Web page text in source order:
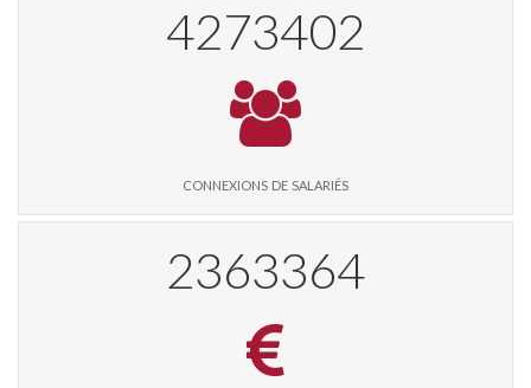
4382930
connexions de salariés
2423937